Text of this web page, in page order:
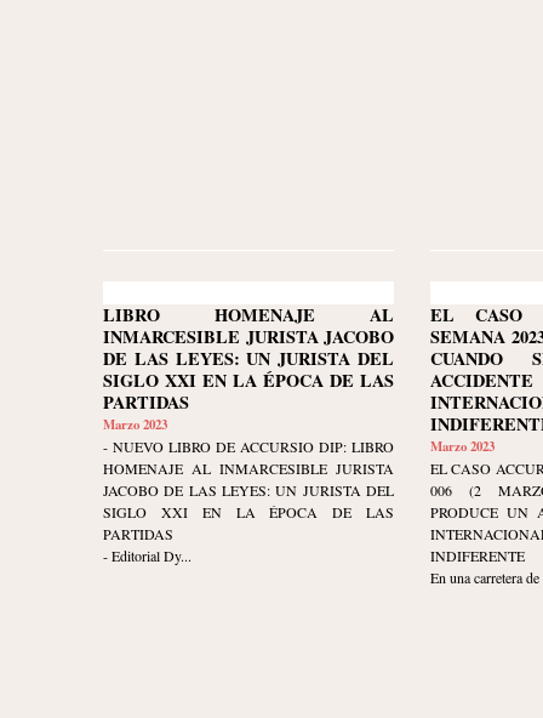
LIBRO HOMENAJE AL
INMARCESIBLE JURISTA JACOBO
DE LAS LEYES: UN JURISTA DEL
SIGLO XXI EN LA ÉPOCA DE LAS
PARTIDAS
Marzo 2023
- NUEVO LIBRO DE ACCURSIO DIP: LIBRO
HOMENAJE AL INMARCESIBLE JURISTA
JACOBO DE LAS LEYES: UN JURISTA DEL
SIGLO XXI EN LA ÉPOCA DE LAS
PARTIDAS
- Editorial Dy...
EL CASO
SEMANA
CUANDO
Marzo 2023
EL CASO
006 (2
PRODUCE UN
INDIFERENTE
En una carretera